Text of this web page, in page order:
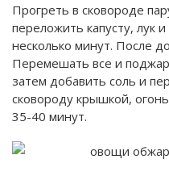
Прогреть в сковороде
переложить капусту, лук
несколько минут. После
Перемешать все и
затем добавить соль и
сковороду крышкой,
35-40 минут.